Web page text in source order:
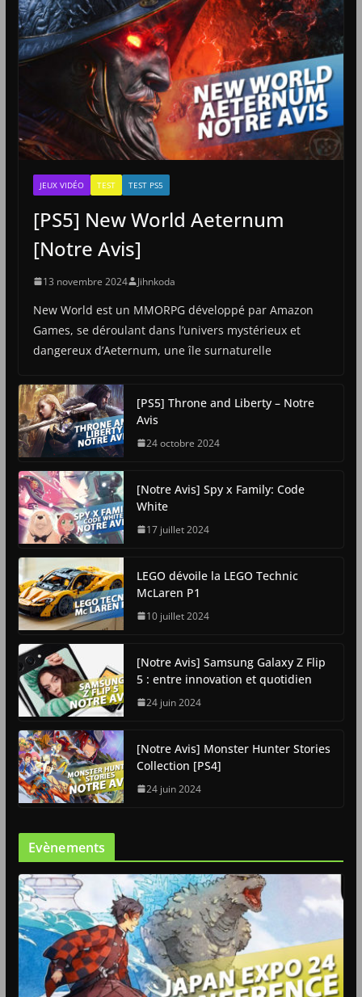
JEUX VIDÉO TEST TEST PS5
[PS5] New World Aeternum
[Notre Avis]
13 novembre 2024 Jihnkoda
New World est un MMORPG développé par Amazon
Games, se déroulant dans l’univers mystérieux et
dangereux d’Aeternum, une île surnaturelle
[PS5] Throne and Liberty – Notre
Avis
24 octobre 2024
[Notre Avis] Spy x Family: Code
White
17 juillet 2024
LEGO dévoile la LEGO Technic
McLaren P1
10 juillet 2024
[Notre Avis] Samsung Galaxy Z Flip
5 : entre innovation et quotidien
24 juin 2024
[Notre Avis] Monster Hunter Stories
Collection [PS4]
24 juin 2024
Evènements